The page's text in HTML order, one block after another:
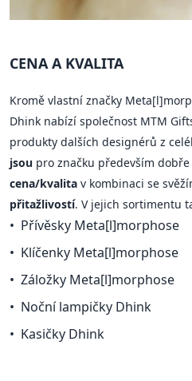
CENA A KVALITA
Kromě vlastní značky
Dhink nabízí společnost MTM
produkty dalších designérů z
jsou pro značku především dobře
cena/kvalita v kombinaci se
přitažlivostí. V jejich sortimentu
Přívěsky Meta[l]morphose
Klíčenky Meta[l]morphose
Záložky Meta[l]morphose
Noční lampičky Dhink
Kasičky Dhink